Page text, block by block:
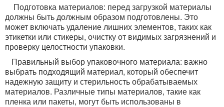
Подготовка материалов: перед загрузкой материалы
должны быть должным образом подготовлены. Это
может включать удаление лишних элементов, таких как
этикетки или стикеры, очистку от видимых загрязнений и
проверку целостности упаковки.
Правильный выбор упаковочного материала: важно
выбрать подходящий материал, который обеспечит
надежную защиту и стерильность обрабатываемых
материалов. Различные типы материалов, такие как
пленка или пакеты, могут быть использованы в